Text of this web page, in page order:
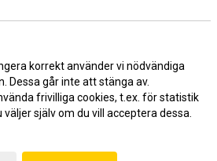
korrekt använder vi nödvändiga
Dessa går inte att stänga av.
frivilliga cookies, t.ex. för statistik
själv om du vill acceptera dessa.